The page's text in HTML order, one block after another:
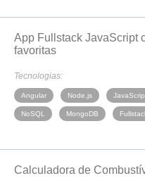
App Fullstack JavaScript
favoritas
Tecnologias:
Angular Node.js
NoSQL MongoDB
Calculadora de